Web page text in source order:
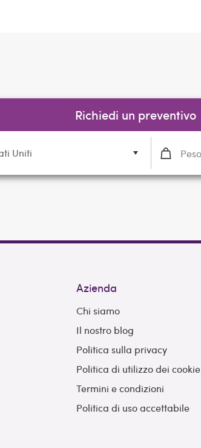
Richiedi un preventivo
Uniti
Azienda
Chi siamo
Il nostro blog
Politica sulla privacy
Politica di utilizzo dei cookie
Termini e condizioni
Politica di uso accettabile